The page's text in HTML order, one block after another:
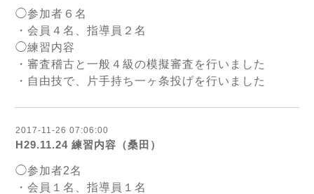
◯参加者６名
・会員４名、指導員２名
◯練習内容
・審査稽古と一般４級の模擬審査を行いました
・自由技で、片手持ち一ヶ条投げを行いました
2017-11-26 07:06:00
H29.11.24 練習内容（桑田）
◯参加者2名
・会員１名、指導員１名